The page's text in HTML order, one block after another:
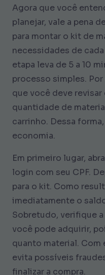
Agora que você
planejar, vale a pena
para montar o kit de
necessidades de
etapa leva de 5 a 10
processo simples.
que você deve
quantidade de
carrinho. Dessa
economia.
Em primeiro lugar,
login com seu CPF.
para o kit. Como
imediatamente o
Sobretudo, verifique
você pode adquirir,
quanto material.
evita possíveis
finalizar a compra.